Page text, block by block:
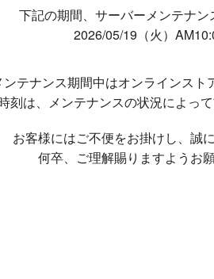
下記の期間、サーバーメンテナン
2026/05/19（火）
ンテナンス期間中はオンラインスト
刻は、メンテナンスの状況によって
お客様にはご不便をお掛けし、 誠
何卒、ご理解賜りますようお